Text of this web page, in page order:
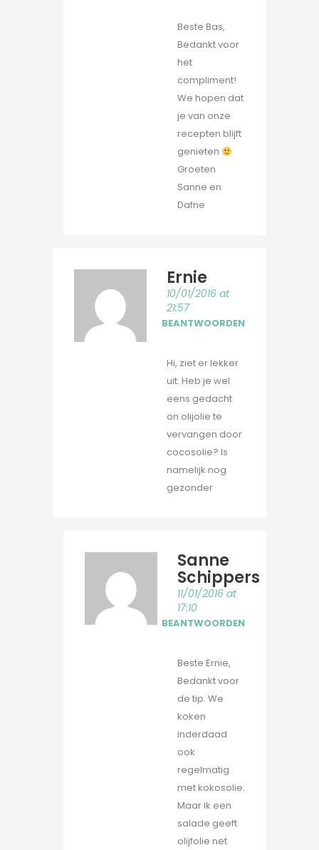
Beste Bas,
Bedankt voor
het
compliment!
We hopen dat
je van onze
recepten blijft
genieten
Groeten
Sanne en
Dafne
Ernie
10/01/2016 at
21:57
BEANTWOORDEN
Hi, ziet er lekker
uit. Heb je wel
eens gedacht
on olijolie te
vervangen door
cocosolie? Is
namelijk nog
gezonder
Sanne
Schippers
11/01/2016 at
17:10
BEANTWOORDEN
Beste Ernie,
Bedankt voor
de tip. We
koken
inderdaad
ook
regelmatig
met kokosolie.
Maar ik een
salade geeft
olijfolie net